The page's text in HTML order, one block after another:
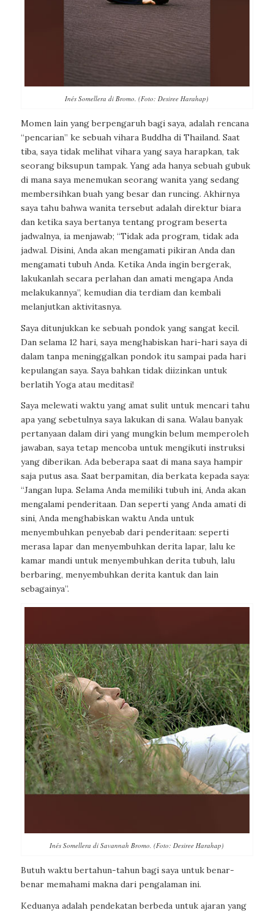
Inés Somellera di Bromo. (Foto: Desiree Harahap)
Momen lain yang berpengaruh bagi saya, adalah rencana
“pencarian” ke sebuah vihara Buddha di Thailand. Saat
tiba, saya tidak melihat vihara yang saya harapkan, tak
seorang biksupun tampak. Yang ada hanya sebuah gubuk
di mana saya menemukan seorang wanita yang sedang
membersihkan buah yang besar dan runcing. Akhirnya
saya tahu bahwa wanita tersebut adalah direktur biara
dan ketika saya bertanya tentang program beserta
jadwalnya, ia menjawab; “Tidak ada program, tidak ada
jadwal. Disini, Anda akan mengamati pikiran Anda dan
mengamati tubuh Anda. Ketika Anda ingin bergerak,
lakukanlah secara perlahan dan amati mengapa Anda
melakukannya”, kemudian dia terdiam dan kembali
melanjutkan aktivitasnya.
Saya ditunjukkan ke sebuah pondok yang sangat kecil.
Dan selama 12 hari, saya menghabiskan hari-hari saya di
dalam tanpa meninggalkan pondok itu sampai pada hari
kepulangan saya. Saya bahkan tidak diizinkan untuk
berlatih Yoga atau meditasi!
Saya melewati waktu yang amat sulit untuk mencari tahu
apa yang sebetulnya saya lakukan di sana. Walau banyak
pertanyaan dalam diri yang mungkin belum memperoleh
jawaban, saya tetap mencoba untuk mengikuti instruksi
yang diberikan. Ada beberapa saat di mana saya hampir
saja putus asa. Saat berpamitan, dia berkata kepada saya:
“Jangan lupa. Selama Anda memiliki tubuh ini, Anda akan
mengalami penderitaan. Dan seperti yang Anda amati di
sini, Anda menghabiskan waktu Anda untuk
menyembuhkan penyebab dari penderitaan: seperti
merasa lapar dan menyembuhkan derita lapar, lalu ke
kamar mandi untuk menyembuhkan derita tubuh, lalu
berbaring, menyembuhkan derita kantuk dan lain
sebagainya”.
Inés Somellera di Savannah Bromo. (Foto: Desiree Harahap)
Butuh waktu bertahun-tahun bagi saya untuk benar-
benar memahami makna dari pengalaman ini.
Keduanya adalah pendekatan berbeda untuk ajaran yang